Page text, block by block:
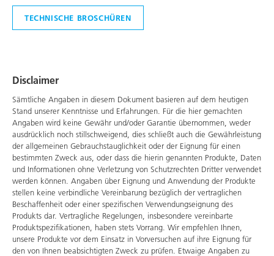
TECHNISCHE BROSCHÜREN
Disclaimer
Sämtliche Angaben in diesem Dokument basieren auf dem heutigen
Stand unserer Kenntnisse und Erfahrungen. Für die hier gemachten
Angaben wird keine Gewähr und/oder Garantie übernommen, weder
ausdrücklich noch stillschweigend, dies schließt auch die Gewährleistung
der allgemeinen Gebrauchstauglichkeit oder der Eignung für einen
bestimmten Zweck aus, oder dass die hierin genannten Produkte, Daten
und Informationen ohne Verletzung von Schutzrechten Dritter verwendet
werden können. Angaben über Eignung und Anwendung der Produkte
stellen keine verbindliche Vereinbarung bezüglich der vertraglichen
Beschaffenheit oder einer spezifischen Verwendungseignung des
Produkts dar. Vertragliche Regelungen, insbesondere vereinbarte
Produktspezifikationen, haben stets Vorrang. Wir empfehlen Ihnen,
unsere Produkte vor dem Einsatz in Vorversuchen auf ihre Eignung für
den von Ihnen beabsichtigten Zweck zu prüfen. Etwaige Angaben zu